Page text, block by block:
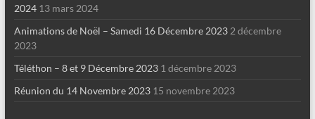
2024 13 mars 2024
Animations de Noël – Samedi 16 Décembre 2023 2 décembre
2023
Téléthon – 8 et 9 Décembre 2023 1 décembre 2023
Réunion du 14 Novembre 2023 15 novembre 2023